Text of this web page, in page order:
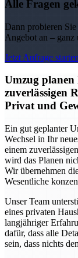
Alle Fragen
Dann probieren
Angebot an –
Jetzt Anfrage starten
Umzug planen
zuverlässigen
Privat und
Ein gut geplanter
Wechsel in Ihr
einem
wird das Planen
Wir übernehmen
Wesentliche
Unser Team
eines privaten
langjähriger
dafür, dass alle
sein, dass nichts